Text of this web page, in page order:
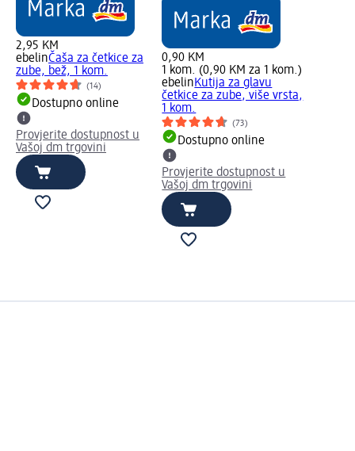
2,95 KM
ebelinČaša za četkice za
zube, bež, 1 kom.
(14)
Dostupno online
Provjerite dostupnost u
Vašoj dm trgovini
0,90 KM
1 kom. (0,90 KM za 1 kom.)
ebelinKutija za glavu
četkice za zube, više vrsta,
1 kom.
(73)
Dostupno online
Provjerite dostupnost u
Vašoj dm trgovini